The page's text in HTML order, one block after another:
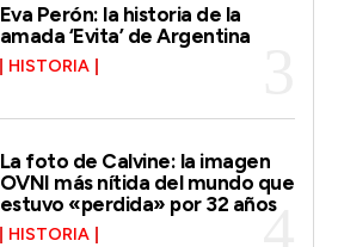
Eva Perón: la historia de la
amada ‘Evita’ de Argentina
HISTORIA
La foto de Calvine: la imagen
OVNI más nítida del mundo que
estuvo «perdida» por 32 años
HISTORIA